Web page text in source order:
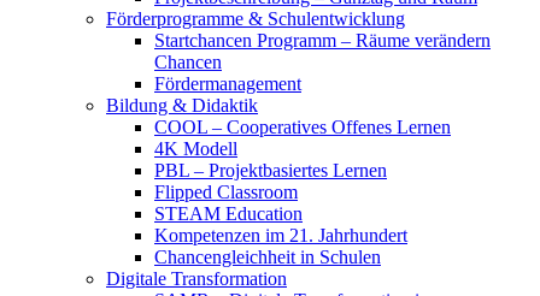
Förderprogramme & Schulentwicklung
Startchancen Programm – Räume verändern
Chancen
Fördermanagement
Bildung & Didaktik
COOL – Cooperatives Offenes Lernen
4K Modell
PBL – Projektbasiertes Lernen
Flipped Classroom
STEAM Education
Kompetenzen im 21. Jahrhundert
Chancengleichheit in Schulen
Digitale Transformation